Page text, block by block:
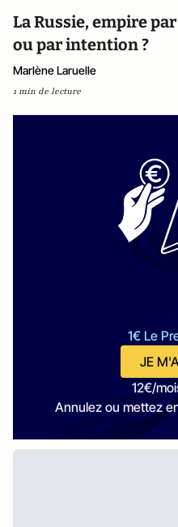
La Russie, empire
ou par intention ?
Marlène Laruelle
1 min de lecture
1€ Le
JE
12€/
Annulez ou mettez